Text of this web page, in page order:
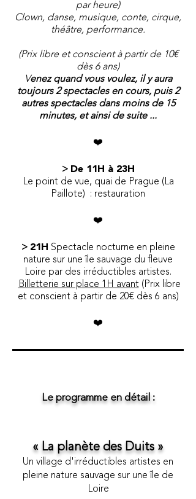
par heure)
Clown, danse, musique, conte, cirque,
théâtre, performance.
(Prix libre et conscient à partir de 10€
dès 6 ans)
Venez quand vous voulez, il y aura
toujours 2 spectacles en cours, puis 2
autres spectacles dans moins de 15
minutes, et ainsi de suite ...
​❤️
> De 11H à 23H
Le point de vue, quai de Prague (La
Paillote) : restauration
​❤️
> 21H Spectacle nocturne en pleine
nature sur une île sauvage du fleuve
Loire par des irréductibles artistes.
Billetterie sur place 1H avant (Prix libre
et conscient à partir de 20€ dès 6 ans)
​❤️
Le programme en détail :
« La planète des Duits »
Un village d'irréductibles artistes en
pleine nature sauvage sur une île de
Loire